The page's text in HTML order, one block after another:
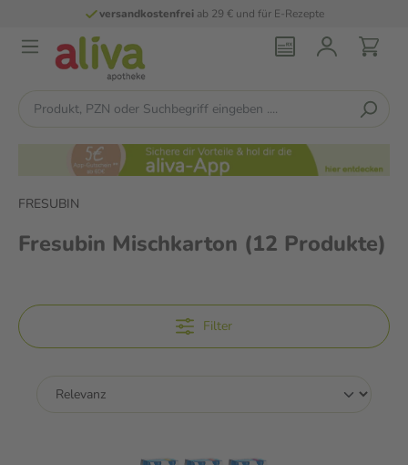
versandkostenfreiab 29 € und für E-Rezepte
FRESUBIN
Fresubin Mischkarton (12 Produkte)
Filter